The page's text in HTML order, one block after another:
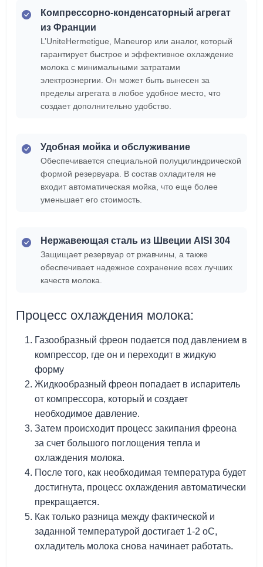
Компрессорно-конденсаторный агрегат
из Франции
L’UniteHermetigue, Maneurop или аналог, который
гарантирует быстрое и эффективное охлаждение
молока с минимальными затратами
электроэнергии. Он может быть вынесен за
пределы агрегата в любое удобное место, что
создает дополнительно удобство.
Удобная мойка и обслуживание
Обеспечивается специальной полуцилиндрической
формой резервуара. В состав охладителя не
входит автоматическая мойка, что еще более
уменьшает его стоимость.
Нержавеющая сталь из Швеции AISI 304
Защищает резервуар от ржавчины, а также
обеспечивает надежное сохранение всех лучших
качеств молока.
Процесс охлаждения молока:
Газообразный фреон подается под давлением в
компрессор, где он и переходит в жидкую
форму
Жидкообразный фреон попадает в испаритель
от компрессора, который и создает
необходимое давление.
Затем происходит процесс закипания фреона
за счет большого поглощения тепла и
охлаждения молока.
После того, как необходимая температура будет
достигнута, процесс охлаждения автоматически
прекращается.
Как только разница между фактической и
заданной температурой достигает 1-2 оС,
охладитель молока снова начинает работать.